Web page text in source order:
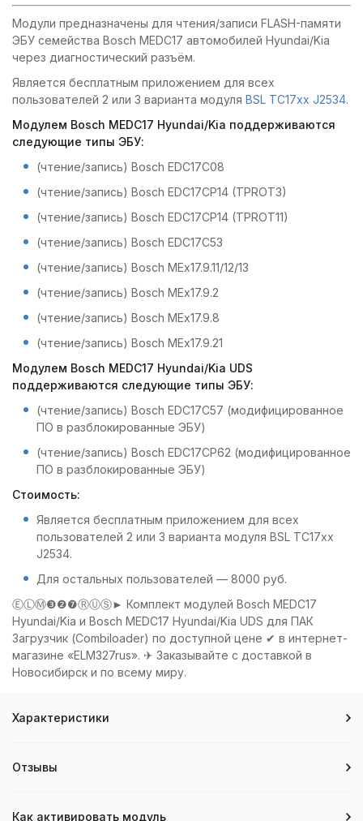
Модули предназначены для чтения/записи FLASH-памяти
ЭБУ семейства Bosch MEDC17 автомобилей Hyundai/Kia
через диагностический разъём.
Является бесплатным приложением для всех
пользователей 2 или 3 варианта модуля BSL TC17xx J2534.
Модулем Bosch MEDC17 Hyundai/Kia поддерживаются
следующие типы ЭБУ:
(чтение/запись) Bosch EDC17C08
(чтение/запись) Bosch EDC17CP14 (TPROT3)
(чтение/запись) Bosch EDC17CP14 (TPROT11)
(чтение/запись) Bosch EDC17C53
(чтение/запись) Bosch MEx17.9.11/12/13
(чтение/запись) Bosch MEx17.9.2
(чтение/запись) Bosch MEx17.9.8
(чтение/запись) Bosch MEx17.9.21
Модулем Bosch MEDC17 Hyundai/Kia UDS
поддерживаются следующие типы ЭБУ:
(чтение/запись) Bosch EDC17C57 (модифицированное
ПО в разблокированные ЭБУ)
(чтение/запись) Bosch EDC17CP62 (модифицированное
ПО в разблокированные ЭБУ)
Стоимость:
Является бесплатным приложением для всех
пользователей 2 или 3 варианта модуля BSL TC17xx
J2534.
Для остальных пользователей — 8000 руб.
ⒺⓁⓂ❸❷❼ⓇⓊⓈ► Комплект модулей Bosch MEDC17
Hyundai/Kia и Bosch MEDC17 Hyundai/Kia UDS для ПАК
Загрузчик (Combiloader) по доступной цене ✔ в интернет-
магазине «ELM327rus». ✈ Заказывайте с доставкой в
Новосибирск и по всему миру.
Характеристики
Отзывы
Как активировать модуль